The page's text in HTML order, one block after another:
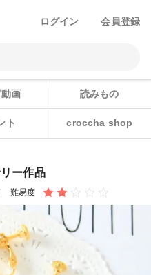
ログイン 会員登録
画 読みもの
ト croccha shop
ー作品
難易度